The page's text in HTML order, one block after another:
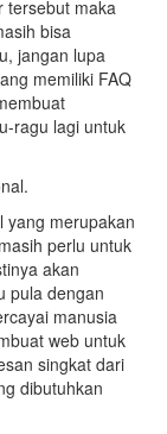
tersebut maka
bisa
jangan lupa
memiliki FAQ
ragu lagi untuk
yang merupakan
perlu untuk
akan
pula dengan
manusia
web untuk
singkat dari
dibutuhkan